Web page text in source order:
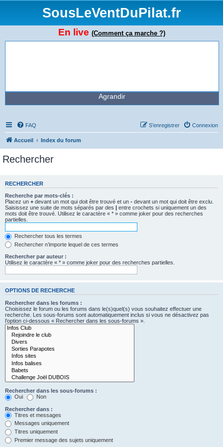
SousLeVentDuPilat.fr
En live (Comment ça marche ?)
Agrandir
FAQ Connexion
S’enregistrer
Accueil Index du forum
Rechercher
RECHERCHER
Recherche par mots-clés :
Placez un + devant un mot qui doit être trouvé et un - devant un mot qui doit être exclu.
Saisissez une suite de mots séparés par des | entre crochets si uniquement un des
mots doit être trouvé. Utilisez le caractère « * » comme joker pour des recherches
partielles.
Rechercher tous les termes
Rechercher n’importe lequel de ces termes
Rechercher par auteur :
Utilisez le caractère « * » comme joker pour des recherches partielles.
OPTIONS DE RECHERCHE
Rechercher dans les forums :
Choisissez le forum ou les forums dans le(s)quel(s) vous souhaitez effectuer une
recherche. Les sous-forums sont automatiquement inclus si vous ne désactivez pas
l’option ci-dessous « Rechercher dans les sous-forums ».
Rechercher dans les sous-forums :
Oui
Non
Rechercher dans :
Titres et messages
Messages uniquement
Titres uniquement
Premier message des sujets uniquement